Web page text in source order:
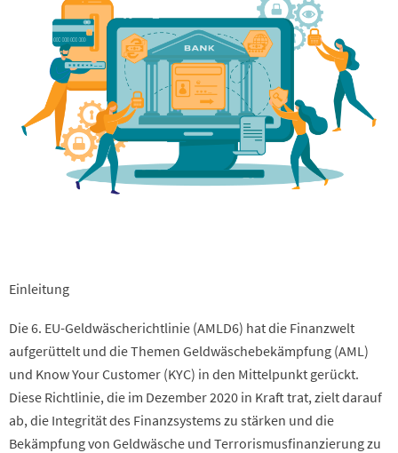
Einleitung
Die 6. EU-Geldwäscherichtlinie (AMLD6) hat die Finanzwelt
aufgerüttelt und die Themen Geldwäschebekämpfung (AML)
und Know Your Customer (KYC) in den Mittelpunkt gerückt.
Diese Richtlinie, die im Dezember 2020 in Kraft trat, zielt darauf
ab, die Integrität des Finanzsystems zu stärken und die
Bekämpfung von Geldwäsche und Terrorismusfinanzierung zu